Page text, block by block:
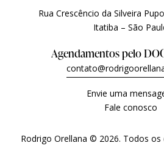
Rua Crescêncio da Silveira
Itatiba – São
Agendamentos pelo
Envie uma
Fale conosco
Rodrigo Orellana © 2026. Todos os